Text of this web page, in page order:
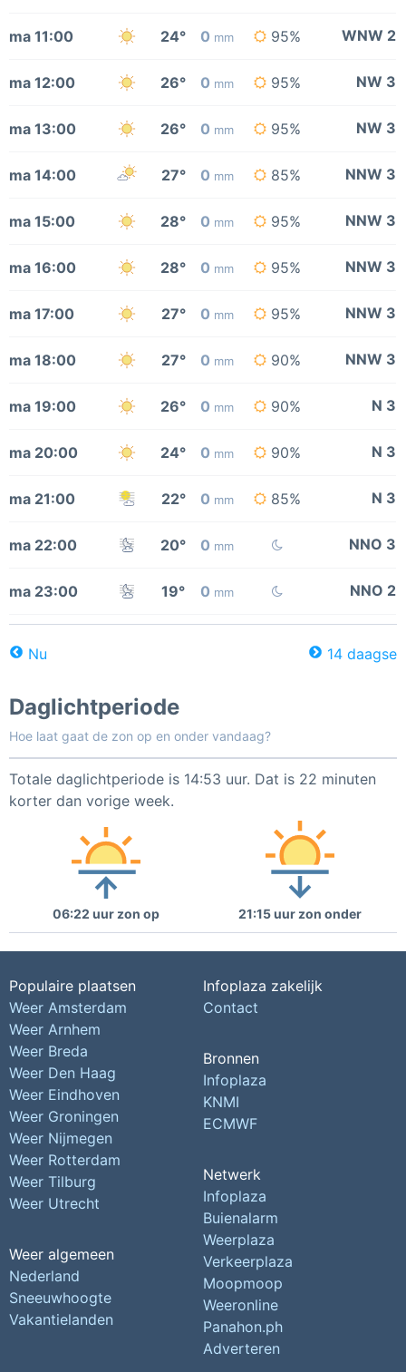
ma 11:00 24° 0 mm 95% WNW 2
ma 12:00 26° 0 mm 95% NW 3
ma 13:00 26° 0 mm 95% NW 3
ma 14:00 27° 0 mm 85% NNW 3
ma 15:00 28° 0 mm 95% NNW 3
ma 16:00 28° 0 mm 95% NNW 3
ma 17:00 27° 0 mm 95% NNW 3
ma 18:00 27° 0 mm 90% NNW 3
ma 19:00 26° 0 mm 90% N 3
ma 20:00 24° 0 mm 90% N 3
ma 21:00 22° 0 mm 85% N 3
ma 22:00 20° 0 mm NNO 3
ma 23:00 19° 0 mm NNO 2
Nu 14 daagse
Daglichtperiode
Hoe laat gaat de zon op en onder vandaag?
Totale daglichtperiode is 14:53 uur. Dat is 22 minuten
korter dan vorige week.
06:22 uur zon op 21:15 uur zon onder
Populaire plaatsen
Weer Amsterdam
Weer Arnhem
Weer Breda
Weer Den Haag
Weer Eindhoven
Weer Groningen
Weer Nijmegen
Weer Rotterdam
Weer Tilburg
Weer Utrecht
Weer algemeen
Nederland
Sneeuwhoogte
Vakantielanden
Infoplaza zakelijk
Contact
Bronnen
Infoplaza
KNMI
ECMWF
Netwerk
Infoplaza
Buienalarm
Weerplaza
Verkeerplaza
Moopmoop
Weeronline
Panahon.ph
Adverteren